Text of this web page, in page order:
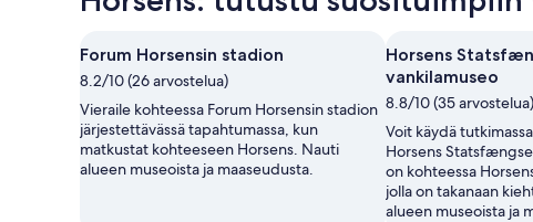
Forum Horsensin stadion
8.2/10 (26 arvostelua)
Vieraile kohteessa Forum Horsensin stadion
järjestettävässä tapahtumassa, kun
matkustat kohteeseen Horsens. Nauti
alueen museoista ja maaseudusta.
Horsens
vankilamuseo
8.8/10 (35 arvostelua)
Voit käydä
Horsens
on kohteessa
jolla on takanaan
alueen museoista ja